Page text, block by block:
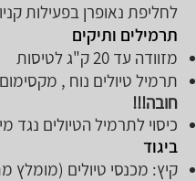
לחליפת נאופרן בפעילות
תרמילים ותיקים
מזוודה עד 20 ק"ג לטיסות
תרמיל טיולים נוח , מקסימום 35 ליטר -
חובה!!!
כיסוי לתרמיל הטיולים נגד
​ביגוד
קיץ: מכנסי טיולים (מומלץ